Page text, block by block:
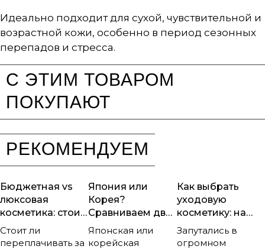
Идеально подходит для сухой, чувствительной и
возрастной кожи, особенно в период сезонных
перепадов и стресса.
С ЭТИМ ТОВАРОМ
ПОКУПАЮТ
РЕКОМЕНДУЕМ
Бюджетная vs
люксовая
косметика: стоит
ли
переплачивать?
Стоит ли
переплачивать за
Япония или
Корея?
Сравниваем два
подхода к уходу
за кожей
Японская или
корейская
Как выбрать
уходовую
косметику: на
что обращать
внимание?
Запутались в
огромном